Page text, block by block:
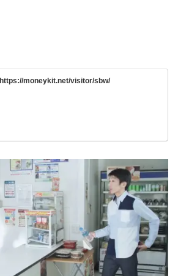
https://moneykit.net/visitor/sbw/